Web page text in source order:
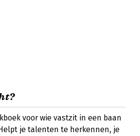
voor wie vastzit in een baan
je talenten te herkennen, je